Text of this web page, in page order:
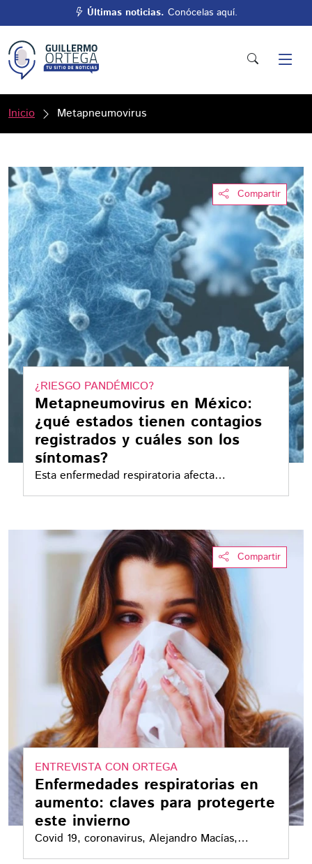
Últimas noticias. Conócelas aquí.
Inicio Metapneumovirus
Compartir
¿RIESGO PANDÉMICO?
Metapneumovirus en México:
¿qué estados tienen contagios
registrados y cuáles son los
síntomas?
Esta enfermedad respiratoria afecta
principalmente a menores y adultos de la
Compartir
ENTREVISTA CON ORTEGA
Enfermedades respiratorias en
aumento: claves para protegerte
este invierno
Covid 19, coronavirus, Alejandro Macías,
sistema de salud, enfermedades respiratoriasEl